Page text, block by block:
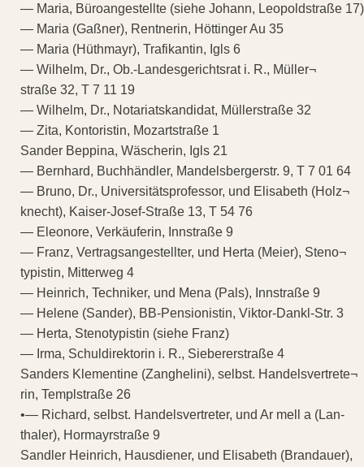
— Maria, Büroangestellte (siehe Johann, Leopoldstraße 17)
— Maria (Gaßner), Rentnerin, Höttinger Au 35
— Maria (Hüthmayr), Trafikantin, Igls 6
— Wilhelm, Dr., Ob.-Landesgerichtsrat i. R., Müller¬
straße 32, T 7 11 19
— Wilhelm, Dr., Notariatskandidat, Müllerstraße 32
— Zita, Kontoristin, Mozartstraße 1
Sander Beppina, Wäscherin, Igls 21
— Bernhard, Buchhändler, Mandelsbergerstr. 9, T 7 01 64
— Bruno, Dr., Universitätsprofessor, und Elisabeth (Holz¬
knecht), Kaiser-Josef-Straße 13, T 54 76
— Eleonore, Verkäuferin, Innstraße 9
— Franz, Vertragsangestellter, und Herta (Meier), Steno¬
typistin, Mitterweg 4
— Heinrich, Techniker, und Mena (Pals), Innstraße 9
— Helene (Sander), BB-Pensionistin, Viktor-Dankl-Str. 3
— Herta, Stenotypistin (siehe Franz)
— Irma, Schuldirektorin i. R., Siebererstraße 4
Sanders Klementine (Zanghelini), selbst. Handelsvertrete¬
rin, Templstraße 26
•— Richard, selbst. Handelsvertreter, und Ar mell a (Lan-
thaler), Hormayrstraße 9
Sandler Heinrich, Hausdiener, und Elisabeth (Brandauer),